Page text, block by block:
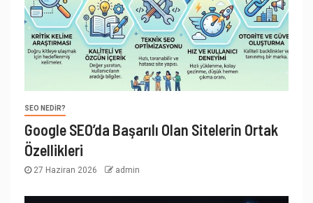
SEO NEDIR?
Google SEO’da Başarılı Olan Sitelerin Ortak
Özellikleri
27 Haziran 2026 admin